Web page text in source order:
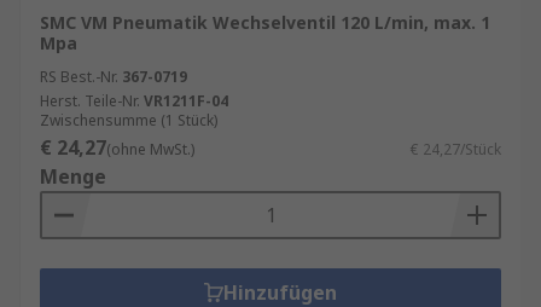
Vielzahl von Anwendungen geeignet sind.
Egal, ob druckluft- oder flüssigkeitsbetrieben –
bei RS finden Sie eine Reihe von pneumatischen
Wechselventilen in einer Reihe von Profilen, die
Ihren Anforderungen entsprechen.
SMC VM Pneumatik Wechselventil 120 L/min, max. 1
Mpa
RS Best.-Nr. 367-0719
Herst. Teile-Nr. VR1211F-04
Zwischensumme (1 Stück)
€ 24,27(ohne MwSt.) € 24,27/Stück
Menge
Hinzufügen